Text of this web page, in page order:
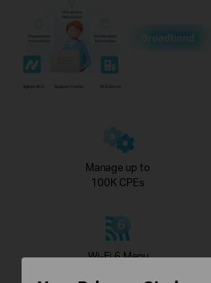
Aginet ACS Support Center ACS Server
Manage up to
100K CPEs
Wi-Fi 6 Menu